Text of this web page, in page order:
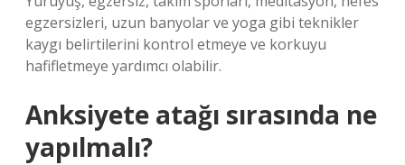
egzersizleri, uzun banyolar ve yoga gibi teknikler
kaygı belirtilerini kontrol etmeye ve korkuyu
hafifletmeye yardımcı olabilir.
Anksiyete atağı sırasında ne
yapılmalı?